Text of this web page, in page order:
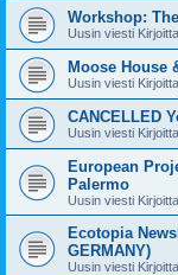
Workshop:
Uusin viesti
Moose House
Uusin viesti
CANCELLED
Uusin viesti
European
Palermo
Uusin viesti
Ecotopia
GERMANY)
Uusin viesti